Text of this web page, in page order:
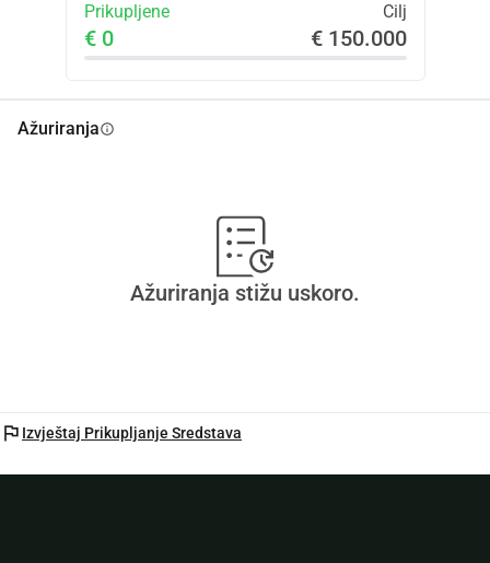
Prikupljene Cilj
€ 0 € 150.000
Ažuriranjainfo
Ažuriranja stižu uskoro.
flag Izvještaj Prikupljanje Sredstava